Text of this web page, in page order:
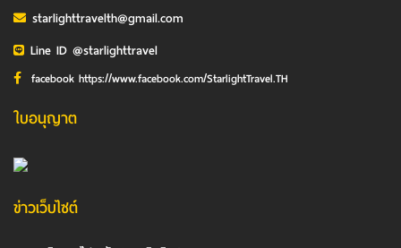
starlighttravelth@gmail.com
Line ID @starlighttravel
facebook https://www.facebook.com/StarlightTravel.TH
ใบอนุญาต
ข่าวเว็บไซต์